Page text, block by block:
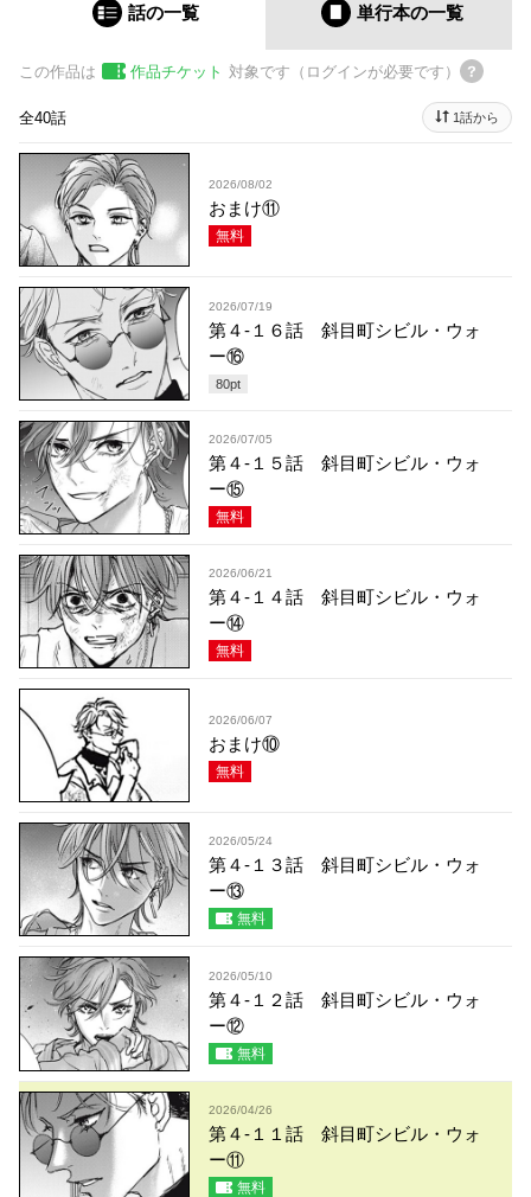
話の一覧 単行本の一覧
この作品は 作品チケット 対象です（ログインが必要です）
全40話 1話から
2026/08/02
おまけ⑪
無料
2026/07/19
第４-１６話 斜目町シビル・ウォ
ー⑯
80pt
2026/07/05
第４-１５話 斜目町シビル・ウォ
ー⑮
無料
2026/06/21
第４-１４話 斜目町シビル・ウォ
ー⑭
無料
2026/06/07
おまけ⑩
無料
2026/05/24
第４-１３話 斜目町シビル・ウォ
ー⑬
無料
2026/05/10
第４-１２話 斜目町シビル・ウォ
ー⑫
無料
2026/04/26
第４-１１話 斜目町シビル・ウォ
ー⑪
無料